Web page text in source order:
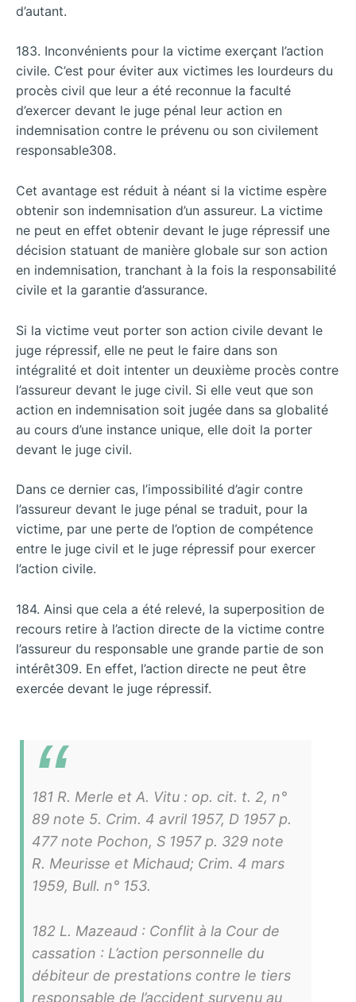
d’autant.
183. Inconvénients pour la victime exerçant l’action
civile. C’est pour éviter aux victimes les lourdeurs du
procès civil que leur a été reconnue la faculté
d’exercer devant le juge pénal leur action en
indemnisation contre le prévenu ou son civilement
responsable308.
Cet avantage est réduit à néant si la victime espère
obtenir son indemnisation d’un assureur. La victime
ne peut en effet obtenir devant le juge répressif une
décision statuant de manière globale sur son action
en indemnisation, tranchant à la fois la responsabilité
civile et la garantie d’assurance.
Si la victime veut porter son action civile devant le
juge répressif, elle ne peut le faire dans son
intégralité et doit intenter un deuxième procès contre
l’assureur devant le juge civil. Si elle veut que son
action en indemnisation soit jugée dans sa globalité
au cours d’une instance unique, elle doit la porter
devant le juge civil.
Dans ce dernier cas, l’impossibilité d’agir contre
l’assureur devant le juge pénal se traduit, pour la
victime, par une perte de l’option de compétence
entre le juge civil et le juge répressif pour exercer
l’action civile.
184. Ainsi que cela a été relevé, la superposition de
recours retire à l’action directe de la victime contre
l’assureur du responsable une grande partie de son
intérêt309. En effet, l’action directe ne peut être
exercée devant le juge répressif.
181 R. Merle et A. Vitu : op. cit. t. 2, n°
89 note 5. Crim. 4 avril 1957, D 1957 p.
477 note Pochon, S 1957 p. 329 note
R. Meurisse et Michaud; Crim. 4 mars
1959, Bull. n° 153.
182 L. Mazeaud : Conflit à la Cour de
cassation : L’action personnelle du
débiteur de prestations contre le tiers
responsable de l’accident survenu au